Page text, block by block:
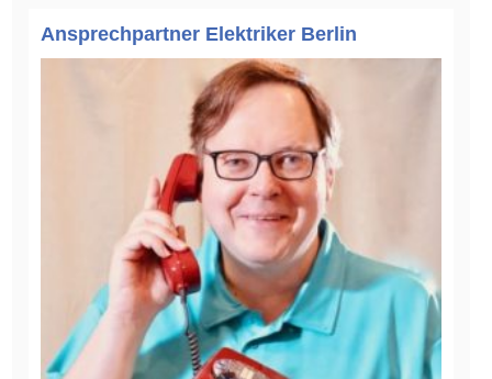
Ansprechpartner Elektriker Berlin